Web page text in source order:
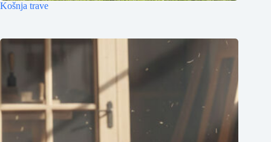
Košnja trave